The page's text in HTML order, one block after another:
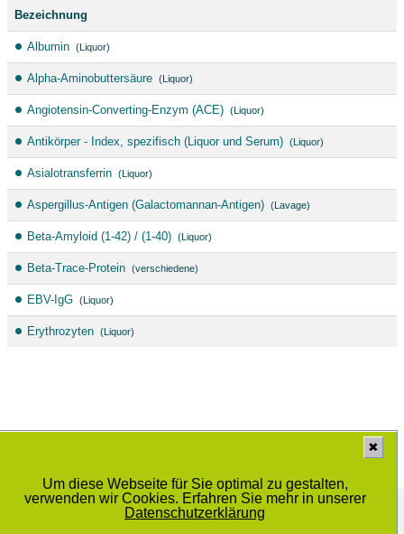
Um diese Webseite für Sie optimal zu gestalten,
verwenden wir Cookies. Erfahren Sie mehr in unserer
Datenschutzerklärung
✖
Bezeichnung
Albumin (Liquor)
Alpha-Aminobuttersäure (Liquor)
Angiotensin-Converting-Enzym (ACE) (Liquor)
Antikörper - Index, spezifisch (Liquor und Serum) (Liquor)
Asialotransferrin (Liquor)
Aspergillus-Antigen (Galactomannan-Antigen) (Lavage)
Beta-Amyloid (1-42) / (1-40) (Liquor)
Beta-Trace-Protein (verschiedene)
EBV-IgG (Liquor)
Erythrozyten (Liquor)
Medizinisches Labor Prof. Dr. Schenk / Dr. Ansorge und Kollegen GbR
Schwiesaustrasse 11, 39124 Magdeburg
© 2014 - 2025 |Datenschutzbestimmung|